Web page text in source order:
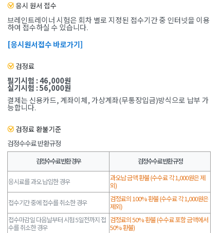
응시 원서 접수
브레인트레이너 시험은 회차 별로 지정된 접수기간 중 인터넷을 이용
하여 접수하실 수 있습니다.
[응시원서접수 바로가기]
검정료
필기시험 : 46,000원
실기시험 : 56,000원
결제는 신용카드, 계좌이체, 가상계좌(무통장입금)방식으로 납부 가
능합니다.
검정료 환불기준
검정수수료 반환규정
검정수수료 반환 경우 검정수수료 반환 규정
응시료를 과오 납입한 경우
과오납 금액 환불 (수수료 각 1,000원은 제
외)
접수기간 중에 접수를 취소한 경우
검정료의 100% 환불 (수수료 각 1,000원은
제외)
접수마감일 다음날부터 시험 5일전까지 접
수를 취소한 경우
검정료의 50% 환불 (수수료 포함 금액에서
50% 환불)